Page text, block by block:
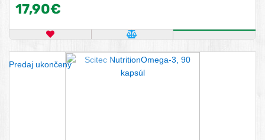
17,90€
OBĽÚBENÝ PRODUKTPOROVNAŤ PRODUKTKÚPIŤ
Predaj ukončený